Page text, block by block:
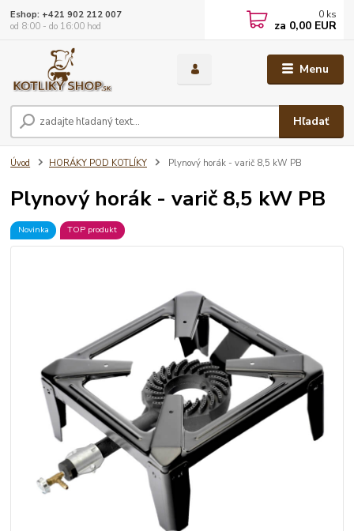
Menu
Hľadať
Eshop: +421 902 212 007
od 8:00 - do 16:00 hod
0 ks
za 0,00 EUR
Úvod HORÁKY POD KOTLÍKY Plynový horák - varič 8,5 kW PB
Plynový horák - varič 8,5 kW PB
Novinka TOP produkt